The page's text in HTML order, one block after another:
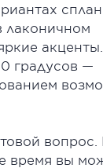
лаконичном
акценты.
градусов —
вопрос.
время вы